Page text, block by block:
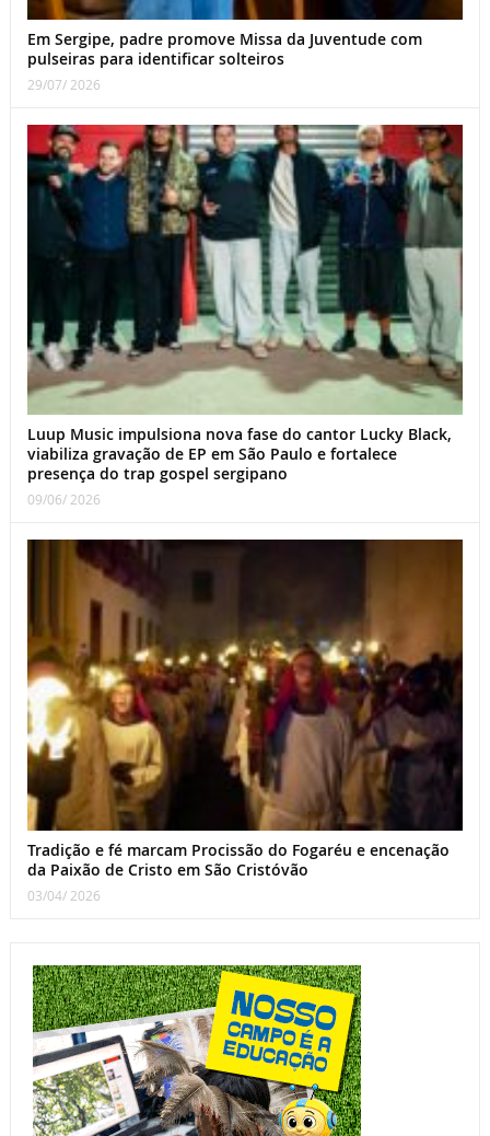
Em Sergipe, padre promove Missa da Juventude com
pulseiras para identificar solteiros
29/07/ 2026
Luup Music impulsiona nova fase do cantor Lucky Black,
viabiliza gravação de EP em São Paulo e fortalece
presença do trap gospel sergipano
09/06/ 2026
Tradição e fé marcam Procissão do Fogaréu e encenação
da Paixão de Cristo em São Cristóvão
03/04/ 2026